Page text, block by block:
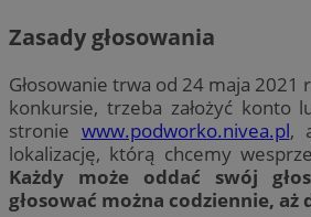
Zasady głosowania
Głosowanie trwa od 24 maja 2021
konkursie, trzeba założyć konto
stronie www.podworko.nivea.pl,
lokalizację, którą chcemy
Każdy może oddać swój
głosować można codziennie, aż